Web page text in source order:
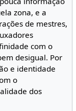
zona, e a
de mestres,
com o
desigual. Por
e identidade
o
dos